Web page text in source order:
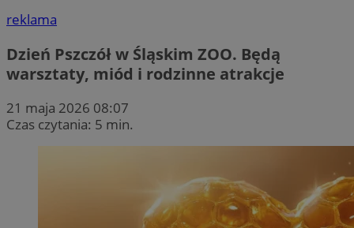
reklama
Dzień Pszczół w Śląskim ZOO. Będą
warsztaty, miód i rodzinne atrakcje
21 maja 2026 08:07
Czas czytania: 5 min.